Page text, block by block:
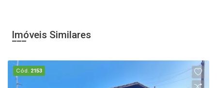
Imóveis Similares
Cód. 2153